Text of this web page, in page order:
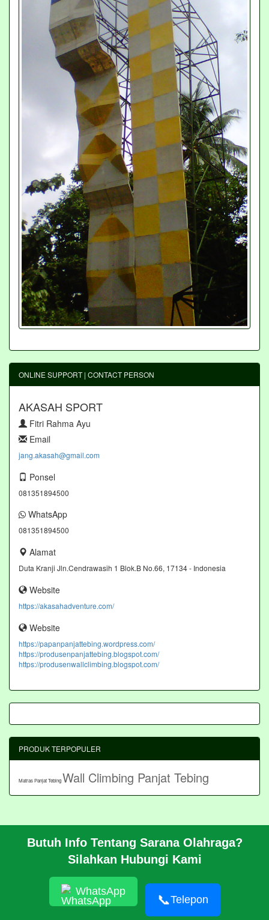
ONLINE SUPPORT | CONTACT PERSON
AKASAH SPORT
Fitri Rahma Ayu
Email
jang.akasah@gmail.com
Ponsel
081351894500
WhatsApp
081351894500
Alamat
Duta Kranji Jln.Cendrawasih 1 Blok.B No.66, 17134 - Indonesia
Website
https://akasahadventure.com/
Website
https://papanpanjattebing.wordpress.com/
https://produsenpanjattebing.blogspot.com/
https://produsenwallclimbing.blogspot.com/
Butuh Info Tentang Sarana Olahraga?
Silahkan Hubungi Kami
WhatsApp
📞Telepon
PRODUK TERPOPULER
Matras Panjat TebingWall Climbing Panjat Tebing
CARA PESAN
HUBUNGI KAMI
Pembangunan Wall Climbing Di PPLP Banten